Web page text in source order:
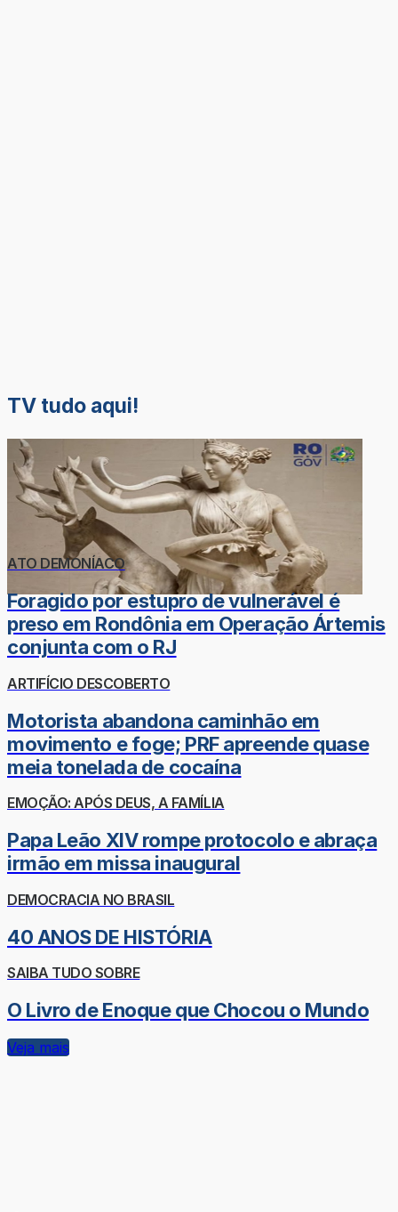
TV tudo aqui!
ATO DEMONÍACO
Foragido por estupro de vulnerável é
preso em Rondônia em Operação Ártemis
conjunta com o RJ
ARTIFÍCIO DESCOBERTO
Motorista abandona caminhão em
movimento e foge; PRF apreende quase
meia tonelada de cocaína
EMOÇÃO: APÓS DEUS, A FAMÍLIA
Papa Leão XIV rompe protocolo e abraça
irmão em missa inaugural
DEMOCRACIA NO BRASIL
40 ANOS DE HISTÓRIA
SAIBA TUDO SOBRE
O Livro de Enoque que Chocou o Mundo
Veja mais